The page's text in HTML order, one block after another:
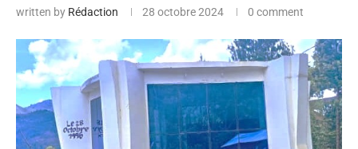
written by Rédaction 28 octobre 2024 0 comment